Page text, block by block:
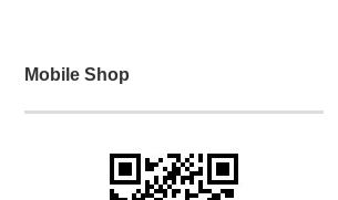
Mobile Shop